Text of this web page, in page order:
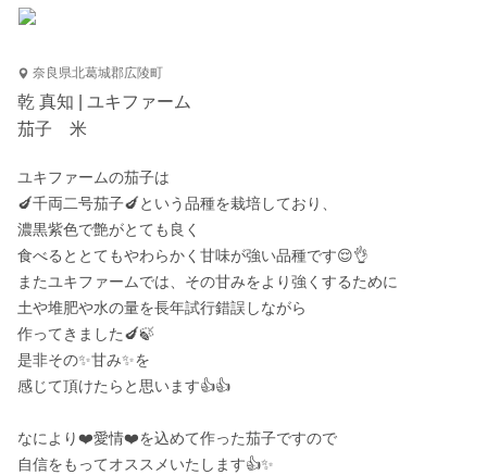
奈良県北葛城郡広陵町
乾 真知 | ユキファーム
茄子 米
ユキファームの茄子は
🍆千両二号茄子🍆という品種を栽培しており、
濃黒紫色で艶がとても良く
食べるととてもやわらかく甘味が強い品種です😌👌
またユキファームでは、その甘みをより強くするために
土や堆肥や水の量を長年試行錯誤しながら
作ってきました🍆🍃
是非その✨甘み✨を
感じて頂けたらと思います👍👍
なにより❤️愛情❤️を込めて作った茄子ですので
自信をもってオススメいたします👍✨